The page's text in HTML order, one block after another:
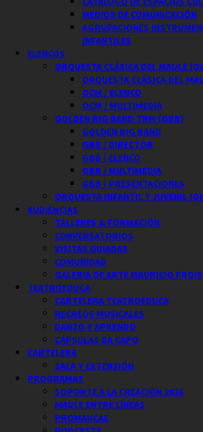
MEDIOS DE COMUNICACIÓN
AGRUPACIONES
INFANTILES
ELENCOS
ORQUESTA CLÁSICA DEL MAULE
ORQUESTA CLÁSICA DEL
OCM / ELENCO
OCM / MULTIMEDIA
GOLDEN BIG BAND TRM (GBB)
GOLDEN BIG BAND
GBB / DIRECTOR
GBB / ELENCO
GBB / MULTIMEDIA
GBB / PRESENTACIONES
ORQUESTA INFANTIL Y JUVENIL
AUDIENCIAS
TALLERES & FORMACIÓN
CONVERSATORIOS
VISITAS GUIADAS
COMUNIDAD
GALERIA DE ARTE MAURICIO FROIS
TEATROEDUCA
CARTELERA TEATROEDUCA
RECREOS MUSICALES
DANZO Y APRENDO
CÁPSULAS DA CAPO
CARTELERA
SALA Y EXTENSIÓN
PROGRAMAS
SOPORTE A LA CREACIÓN 2026
MAULE ENTRE LÍNEAS
PROMAUCAE